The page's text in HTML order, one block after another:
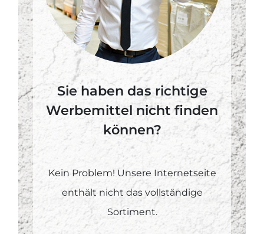
Sie haben das richtige
Werbemittel nicht finden
können?
Kein Problem! Unsere Internetseite
enthält nicht das vollständige
Sortiment.